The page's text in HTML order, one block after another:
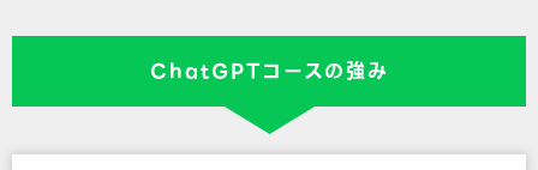
ChatGPTコースの強み